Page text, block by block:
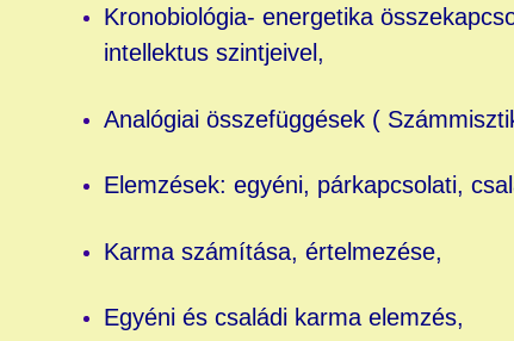
Kronobiológia- energetika
intellektus szintjeivel,
Analógiai összefüggések (
Elemzések: egyéni, párkapcsolati,
Karma számítása, értelmezése,
Egyéni és családi karma elemzés,